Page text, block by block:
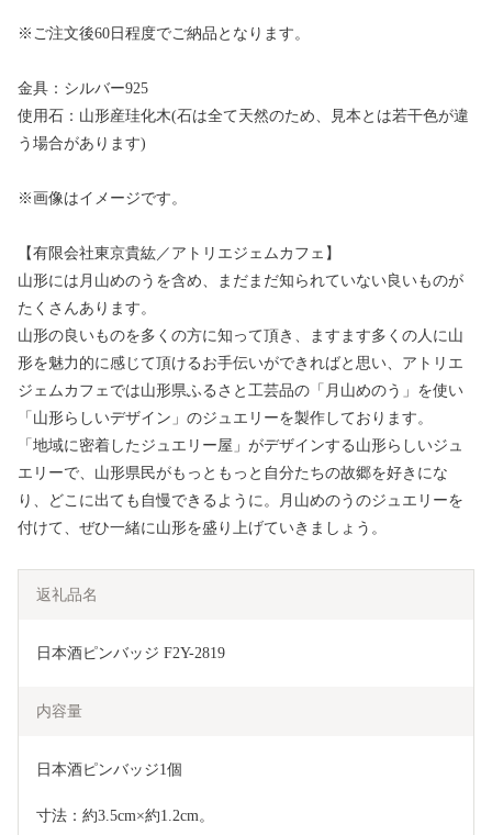
※ご注文後60日程度でご納品となります。
金具：シルバー925
使用石：山形産珪化木(石は全て天然のため、見本とは若干色が違
う場合があります)
※画像はイメージです。
【有限会社東京貴紘／アトリエジェムカフェ】
山形には月山めのうを含め、まだまだ知られていない良いものが
たくさんあります。
山形の良いものを多くの方に知って頂き、ますます多くの人に山
形を魅力的に感じて頂けるお手伝いができればと思い、アトリエ
ジェムカフェでは山形県ふるさと工芸品の「月山めのう」を使い
「山形らしいデザイン」のジュエリーを製作しております。
「地域に密着したジュエリー屋」がデザインする山形らしいジュ
エリーで、山形県民がもっともっと自分たちの故郷を好きにな
り、どこに出ても自慢できるように。月山めのうのジュエリーを
付けて、ぜひ一緒に山形を盛り上げていきましょう。
返礼品名
日本酒ピンバッジ F2Y-2819
内容量
日本酒ピンバッジ1個
寸法：約3.5cm×約1.2cm。